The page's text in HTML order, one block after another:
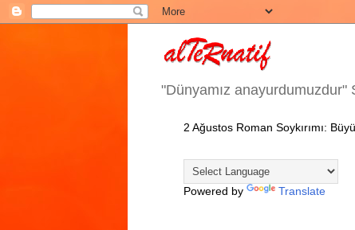
"Dünyamız anayurdumuzdur"
2 Ağustos Roman Soykırımı:
Powered by Translate